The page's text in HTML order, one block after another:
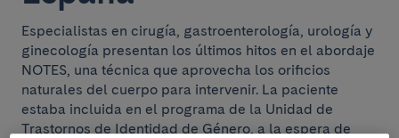
Especialistas en cirugía, gastroenterología, urología y
ginecología presentan los últimos hitos en el abordaje
NOTES, una técnica que aprovecha los orificios
naturales del cuerpo para intervenir. La paciente
estaba incluida en el programa de la Unidad de
Trastornos de Identidad de Género, a la espera de